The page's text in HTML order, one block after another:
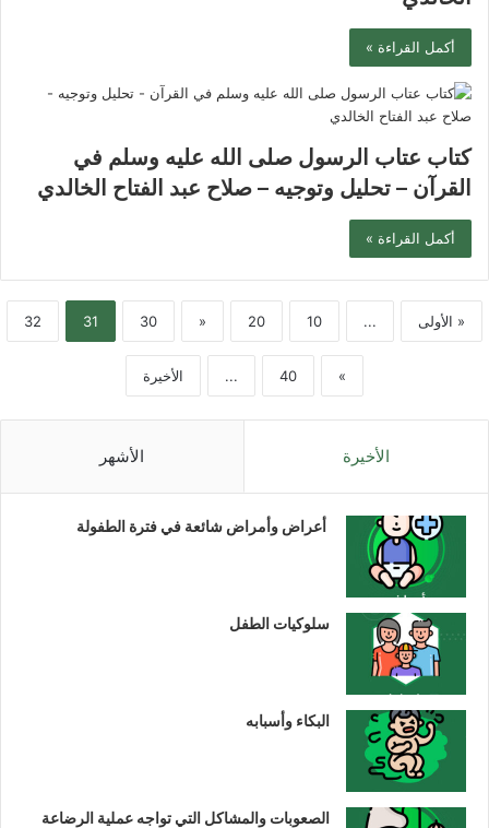
أكمل القراءة »
كتاب عتاب الرسول صلى الله عليه وسلم في
القرآن – تحليل وتوجيه – صلاح عبد الفتاح الخالدي
أكمل القراءة »
« الأولى ...
10
20
«
30
31
32
»
40
... الأخيرة
الأخيرة الأشهر
أعراض وأمراض شائعة في فترة الطفولة
سلوكيات الطفل
البكاء وأسبابه
الصعوبات والمشاكل التي تواجه عملية الرضاعة